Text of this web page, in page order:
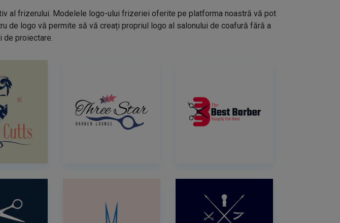
al frizerului. Modelele logo-ului frizeriei oferite pe platforma noastră vă pot
de logo vă permite să vă creați propriul logo al salonului de coafură fără a
de proiectare.